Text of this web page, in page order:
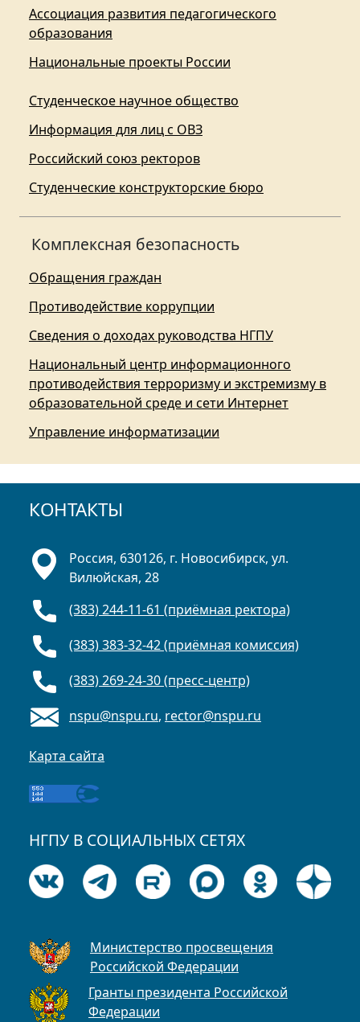
Ассоциация развития педагогического
образования
Национальные проекты России
Студенческое научное общество
Информация для лиц с ОВЗ
Российский союз ректоров
Студенческие конструкторские бюро
Комплексная безопасность
Обращения граждан
Противодействие коррупции
Сведения о доходах руководства НГПУ
Национальный центр информационного
противодействия терроризму и экстремизму в
образовательной среде и сети Интернет
Управление информатизации
КОНТАКТЫ
Россия, 630126, г. Новосибирск, ул.
Вилюйская, 28
(383) 244-11-61 (приёмная ректора)
(383) 383-32-42 (приёмная комиссия)
(383) 269-24-30 (пресс-центр)
nspu@nspu.ru, rector@nspu.ru
Карта сайта
НГПУ В СОЦИАЛЬНЫХ СЕТЯХ
Министерство просвещения
Российской Федерации
Гранты президента Российской
Федерации